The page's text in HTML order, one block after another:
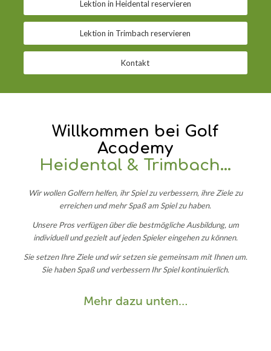
Lektion in Heidental reservieren
Lektion in Trimbach reservieren
Kontakt
Willkommen bei Golf
Academy
Heidental & Trimbach…
Wir wollen Golfern helfen, ihr Spiel zu verbessern, ihre Ziele zu
erreichen und mehr Spaß am Spiel zu haben.
Unsere Pros verfügen über die bestmögliche Ausbildung, um
individuell und gezielt auf jeden Spieler eingehen zu können.
Sie setzen Ihre Ziele und wir setzen sie gemeinsam mit Ihnen um.
Sie haben Spaß und verbessern Ihr Spiel kontinuierlich.
Mehr dazu unten…